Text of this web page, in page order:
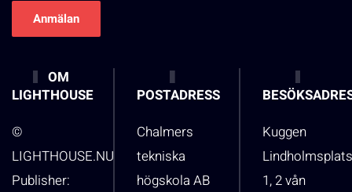
OM
LIGHTHOUSE
©
LIGHTHOUSE.NU
Publisher:
POSTADRESS
Chalmers
tekniska
högskola AB
Kuggen
1, 2 vån